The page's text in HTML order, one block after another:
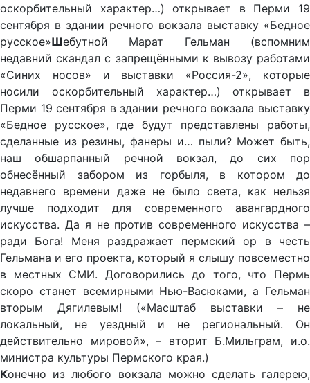
оскорбительный характер…) открывает в Перми 19
сентября в здании речного вокзала выставку «Бедное
русское»Шебутной Марат Гельман (вспомним
недавний скандал с запрещёнными к вывозу работами
«Синих носов» и выставки «Россия-2», которые
носили оскорбительный характер…) открывает в
Перми 19 сентября в здании речного вокзала выставку
«Бедное русское», где будут представлены работы,
сделанные из резины, фанеры и… пыли? Может быть,
наш обшарпанный речной вокзал, до сих пор
обнесённый забором из горбыля, в котором до
недавнего времени даже не было света, как нельзя
лучше подходит для современного авангардного
искусства. Да я не против современного искусства –
ради Бога! Меня раздражает пермский ор в честь
Гельмана и его проекта, который я слышу повсеместно
в местных СМИ. Договорились до того, что Пермь
скоро станет всемирными Нью-Васюками, а Гельман
вторым Дягилевым! («Масштаб выставки – не
локальный, не уездный и не региональный. Он
действительно мировой», – вторит Б.Мильграм, и.о.
министра культуры Пермского края.)
Конечно из любого вокзала можно сделать галерею,